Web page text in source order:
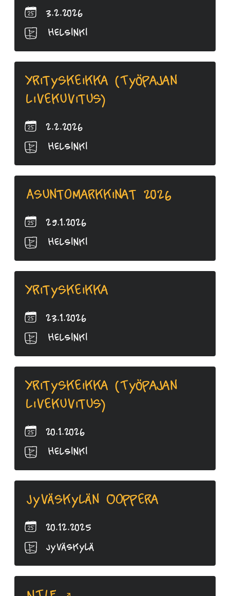
3.2.2026
Helsinki
Yrityskeikka (Työpajan
livekuvitus)
2.2.2026
Helsinki
Asuntomarkkinat 2026
29.1.2026
Helsinki
Yrityskeikka
23.1.2026
Helsinki
Yrityskeikka (Työpajan
livekuvitus)
20.1.2026
Helsinki
Jyväskylän Ooppera
20.12.2025
Jyväskylä